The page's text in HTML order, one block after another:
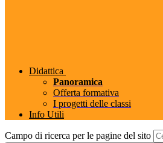
Didattica
Panoramica
Offerta formativa
I progetti delle classi
Info Utili
Campo di ricerca per le pagine del sito